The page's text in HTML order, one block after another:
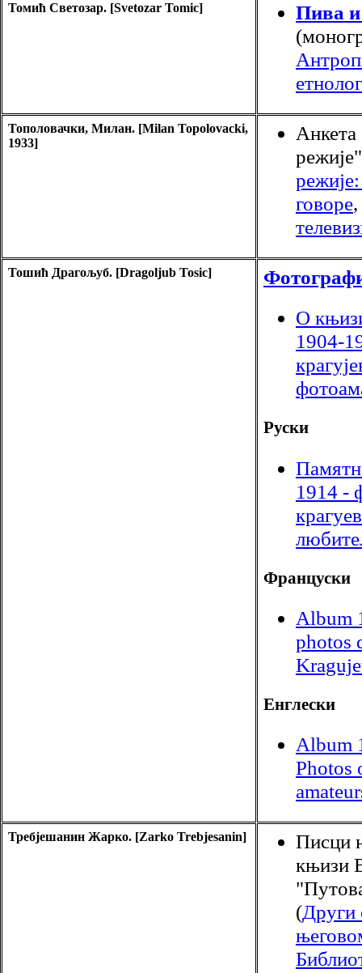
Томић Светозар. [Svetozar Tomic]
Пива
Тополовачки, Милан. [Milan Topolovacki,
1933]
говоре,
Тошић Драгољуб. [Dragoljub Tosic]
О
1904-
Руски
1914 -
Француски
Album
photos
Енглески
Album
Photos
Требјешанин Жарко. [Zarko Trebjesanin]
Писци
књизи
(Други